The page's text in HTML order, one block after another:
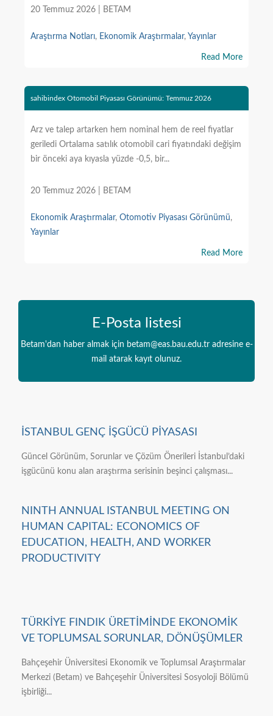
20 Temmuz 2026 | BETAM
Araştırma Notları, Ekonomik Araştırmalar, Yayınlar
Read More
sahibindex Otomobil Piyasası Görünümü: Temmuz 2026
Arz ve talep artarken hem nominal hem de reel fiyatlar
geriledi Ortalama satılık otomobil cari fiyatındaki değişim
bir önceki aya kıyasla yüzde -0,5, bir...
20 Temmuz 2026 | BETAM
Ekonomik Araştırmalar, Otomotiv Piyasası Görünümü,
Yayınlar
Read More
E-Posta listesi
Betam'dan haber almak için betam@eas.bau.edu.tr adresine e-
mail atarak kayıt olunuz.
İSTANBUL GENÇ İŞGÜCÜ PİYASASI
Güncel Görünüm, Sorunlar ve Çözüm Önerileri İstanbul’daki
işgücünü konu alan araştırma serisinin beşinci çalışması...
NINTH ANNUAL ISTANBUL MEETING ON
HUMAN CAPITAL: ECONOMICS OF
EDUCATION, HEALTH, AND WORKER
PRODUCTIVITY
TÜRKİYE FINDIK ÜRETİMİNDE EKONOMİK
VE TOPLUMSAL SORUNLAR, DÖNÜŞÜMLER
Bahçeşehir Üniversitesi Ekonomik ve Toplumsal Araştırmalar
Merkezi (Betam) ve Bahçeşehir Üniversitesi Sosyoloji Bölümü
işbirliği...